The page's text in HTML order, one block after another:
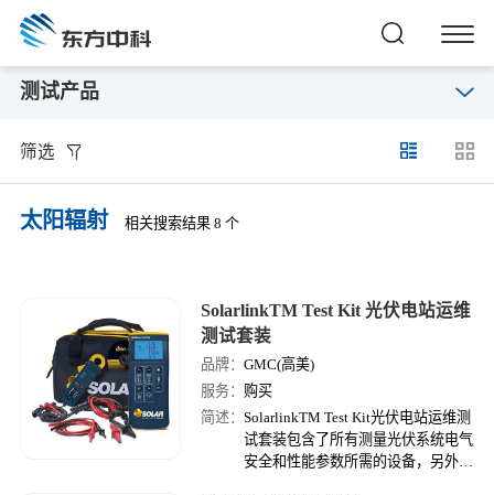
测试产品
筛选
太阳辐射 相关搜索结果 8 个
SolarlinkTM Test Kit 光伏电站运维
测试套装
品牌：GMC(高美)
服务： 购买
简述：SolarlinkTM Test Kit光伏电站运维测
试套装包含了所有测量光伏系统电气
安全和性能参数所需的设备，另外还